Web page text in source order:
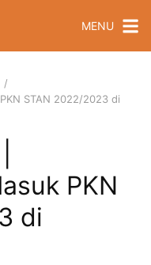
MENU
STAN 2022/2023 di
PKN
di